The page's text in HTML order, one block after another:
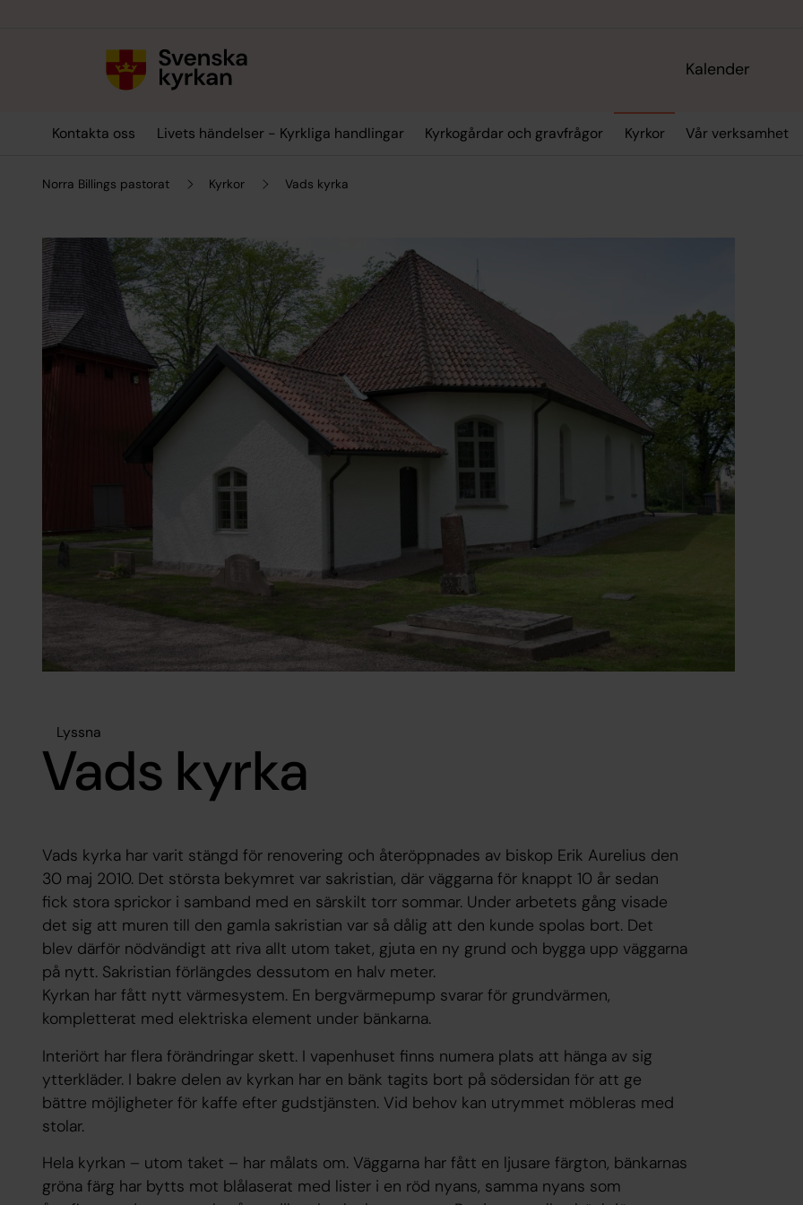
Kalender
Kontakta oss Livets händelser - Kyrkliga handlingar Kyrkogårdar och gravfrågor Kyrkor Vår verksamhet
Norra Billings pastorat Kyrkor Vads kyrka
Lyssna
Vads kyrka
Vads kyrka har varit stängd för renovering och återöppnades av biskop Erik Aurelius den
30 maj 2010. Det största bekymret var sakristian, där väggarna för knappt 10 år sedan
fick stora sprickor i samband med en särskilt torr sommar. Under arbetets gång visade
det sig att muren till den gamla sakristian var så dålig att den kunde spolas bort. Det
blev därför nödvändigt att riva allt utom taket, gjuta en ny grund och bygga upp väggarna
på nytt. Sakristian förlängdes dessutom en halv meter.
Kyrkan har fått nytt värmesystem. En bergvärmepump svarar för grundvärmen,
kompletterat med elektriska element under bänkarna.
Interiört har flera förändringar skett. I vapenhuset finns numera plats att hänga av sig
ytterkläder. I bakre delen av kyrkan har en bänk tagits bort på södersidan för att ge
bättre möjligheter för kaffe efter gudstjänsten. Vid behov kan utrymmet möbleras med
stolar.
Hela kyrkan – utom taket – har målats om. Väggarna har fått en ljusare färgton, bänkarnas
gröna färg har bytts mot blålaserat med lister i en röd nyans, samma nyans som